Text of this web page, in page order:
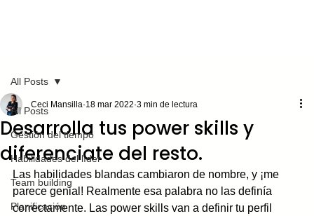
All Posts
Gestión del tiempo
Habilidades del líder
Team building
Planificación
All Posts
Desarrolla tus power skills y
diferenciate del resto.
Ceci Mansilla 18 mar 2022 3 min de lectura
Las habilidades blandas cambiaron de nombre, y ¡me
parece genial! Realmente esa palabra no las definía
correctamente. Las power skills van a definir tu perfil